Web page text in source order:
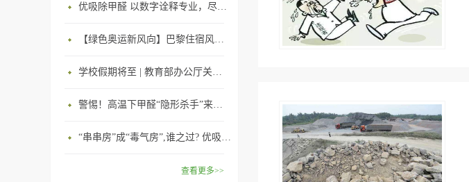
优吸除甲醛 以数字诠释专业，尽显除醛品牌实力！
【绿色奥运新风向】巴黎住宿风波：优吸环保共建健康绿色家居
学校假期将至 | 教育部办公厅关于加强学校新建校舍室内空气质量管理通知
警惕！高温下甲醛“隐形杀手”来袭，你的家安全吗？
“串串房”成“毒气房”,谁之过? 优吸守护呼吸健康11年专注室内空气治理！
查看更多>>